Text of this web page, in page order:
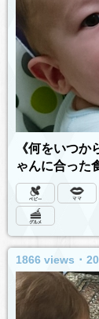
《何をいつ
ゃんに合った
1866 views ･